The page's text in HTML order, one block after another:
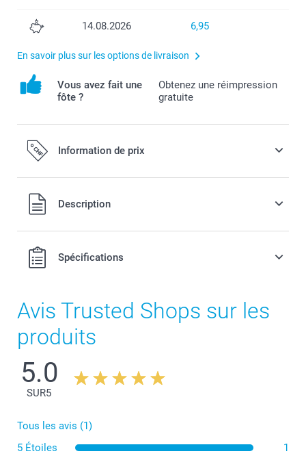
14.08.2026 6,95
En savoir plus sur les options de livraison
Vous avez fait une
fôte ?
Obtenez une réimpression
gratuite
Information de prix
Tous les prix sont en francs suisses (CHF), TVA incluse et
hors frais de port.
Description
Spécifications
Avis Trusted Shops sur les
produits
5.0
SUR5
Tous les avis (1)
5 Étoiles
1